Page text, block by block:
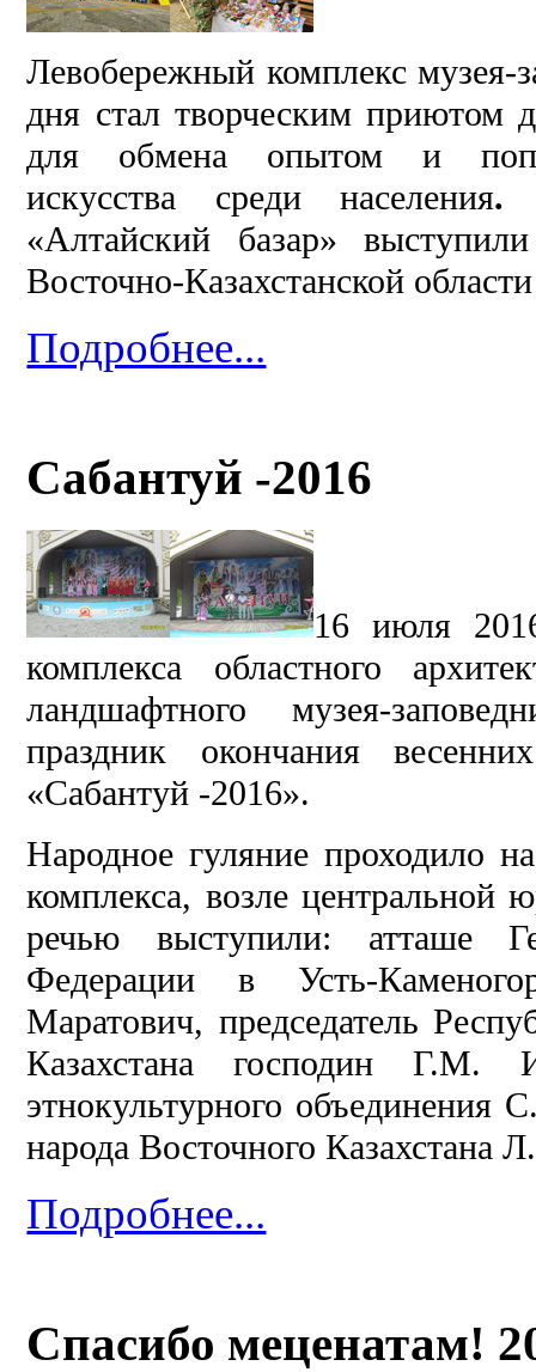
Левобережный комплекс музея-
дня стал творческим приютом
для обмена опытом и
искусства среди населения
«Алтайский базар»
Восточно-Казахстанской
Подробнее...
Сабантуй -2016
16 июля
комплекса областного
ландшафтного музея-
праздник окончания
«Сабантуй -2016».
Народное гуляние проходило
комплекса, возле центральной
речью выступили: атташе
Федерации в Усть-
Маратович, председатель
Казахстана господин Г.М.
этнокультурного объединения
народа Восточного Казахстана
Подробнее...
Спасибо меценатам!